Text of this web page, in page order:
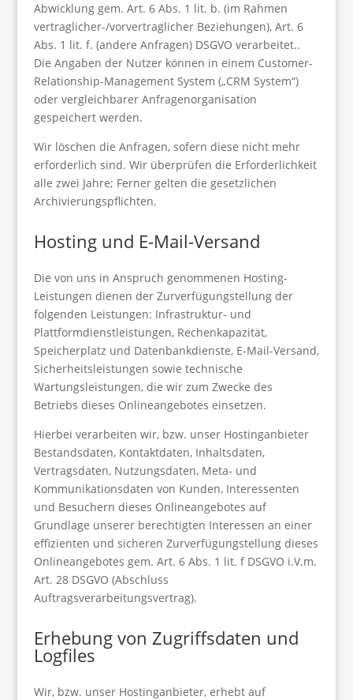
Abwicklung gem. Art. 6 Abs. 1 lit. b. (im Rahmen
vertraglicher-/vorvertraglicher Beziehungen), Art. 6
Abs. 1 lit. f. (andere Anfragen) DSGVO verarbeitet..
Die Angaben der Nutzer können in einem Customer-
Relationship-Management System („CRM System“)
oder vergleichbarer Anfragenorganisation
gespeichert werden.
Wir löschen die Anfragen, sofern diese nicht mehr
erforderlich sind. Wir überprüfen die Erforderlichkeit
alle zwei Jahre; Ferner gelten die gesetzlichen
Archivierungspflichten.
Hosting und E-Mail-Versand
Die von uns in Anspruch genommenen Hosting-
Leistungen dienen der Zurverfügungstellung der
folgenden Leistungen: Infrastruktur- und
Plattformdienstleistungen, Rechenkapazität,
Speicherplatz und Datenbankdienste, E-Mail-Versand,
Sicherheitsleistungen sowie technische
Wartungsleistungen, die wir zum Zwecke des
Betriebs dieses Onlineangebotes einsetzen.
Hierbei verarbeiten wir, bzw. unser Hostinganbieter
Bestandsdaten, Kontaktdaten, Inhaltsdaten,
Vertragsdaten, Nutzungsdaten, Meta- und
Kommunikationsdaten von Kunden, Interessenten
und Besuchern dieses Onlineangebotes auf
Grundlage unserer berechtigten Interessen an einer
effizienten und sicheren Zurverfügungstellung dieses
Onlineangebotes gem. Art. 6 Abs. 1 lit. f DSGVO i.V.m.
Art. 28 DSGVO (Abschluss
Auftragsverarbeitungsvertrag).
Erhebung von Zugriffsdaten und
Logfiles
Wir, bzw. unser Hostinganbieter, erhebt auf